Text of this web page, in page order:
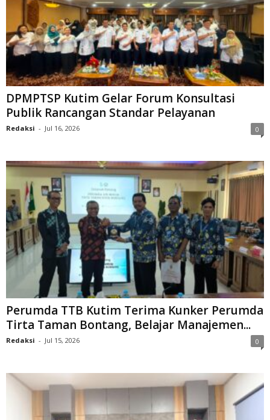
DPMPTSP Kutim Gelar Forum Konsultasi
Publik Rancangan Standar Pelayanan
Redaksi - Jul 16, 2026 0
Perumda TTB Kutim Terima Kunker Perumda
Tirta Taman Bontang, Belajar Manajemen...
Redaksi - Jul 15, 2026 0